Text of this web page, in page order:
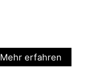
Mehr erfahren